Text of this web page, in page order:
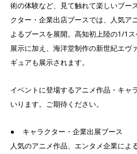
術の体験など、見て触れて楽しいブー
クター・企業出店ブースでは、人気ア
よるブースを展開。高知初上陸の1/1
展示に加え、海洋堂制作の新世紀エヴ
ギュアも展示されます。
イベントに登場するアニメ作品・キャ
いります。ご期待ください。
● キャラクター・企業出展ブース
人気のアニメ作品、エンタメ企業によ